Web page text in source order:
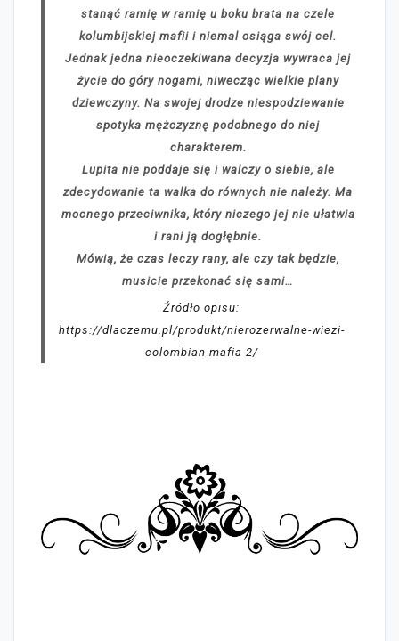
stanąć ramię w ramię u boku brata na czele
kolumbijskiej mafii i niemal osiąga swój cel.
Jednak jedna nieoczekiwana decyzja wywraca jej
życie do góry nogami, niwecząc wielkie plany
dziewczyny. Na swojej drodze niespodziewanie
spotyka mężczyznę podobnego do niej
charakterem.
Lupita nie poddaje się i walczy o siebie, ale
zdecydowanie ta walka do równych nie należy. Ma
mocnego przeciwnika, który niczego jej nie ułatwia
i rani ją dogłębnie.
Mówią, że czas leczy rany, ale czy tak będzie,
musicie przekonać się sami…
Źródło opisu:
https://dlaczemu.pl/produkt/nierozerwalne-wiezi-
colombian-mafia-2/